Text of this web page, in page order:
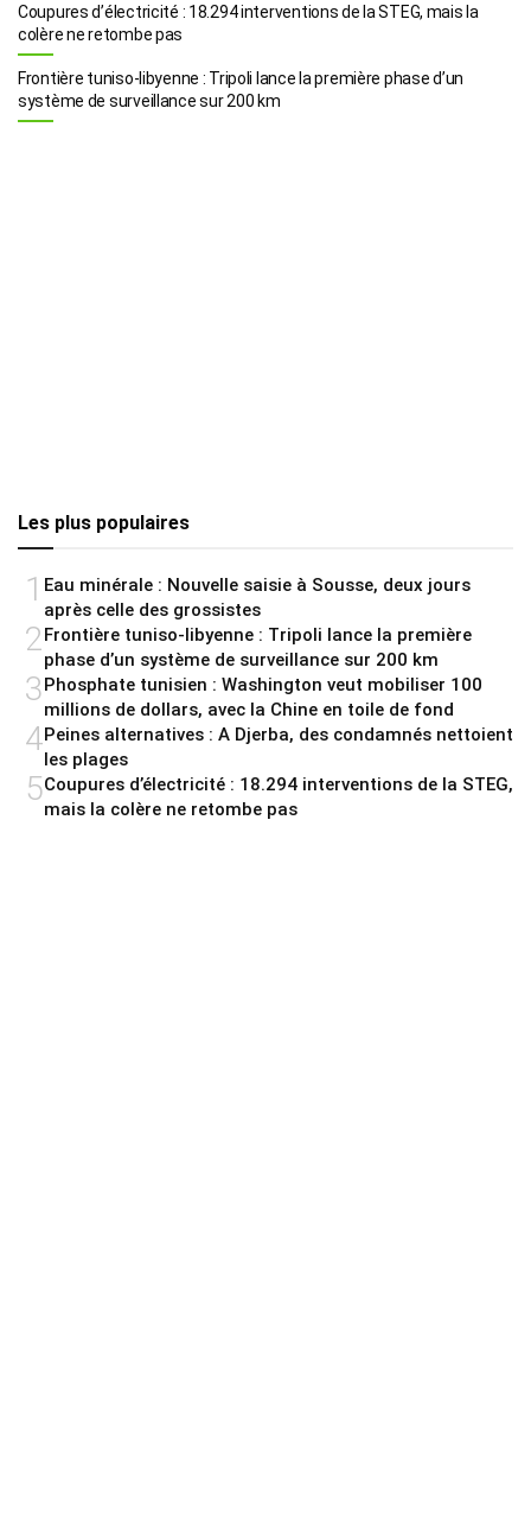
Coupures d’électricité : 18.294 interventions de la STEG, mais la
colère ne retombe pas
Frontière tuniso-libyenne : Tripoli lance la première phase d’un
système de surveillance sur 200 km
Les plus populaires
1 Eau minérale : Nouvelle saisie à Sousse, deux jours
après celle des grossistes
2 Frontière tuniso-libyenne : Tripoli lance la première
phase d’un système de surveillance sur 200 km
3Phosphate tunisien : Washington veut mobiliser 100
millions de dollars, avec la Chine en toile de fond
4Peines alternatives : A Djerba, des condamnés nettoient
les plages
5Coupures d’électricité : 18.294 interventions de la STEG,
mais la colère ne retombe pas